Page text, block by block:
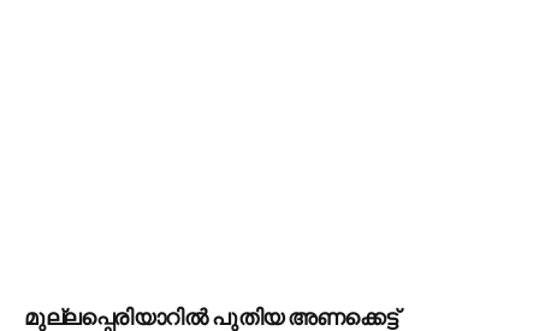
മുല്ലപ്പെരിയാറിൽ പുതിയ അണക്കെട്ട്